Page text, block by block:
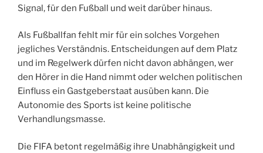
Signal, für den Fußball und weit darüber hinaus.
Als Fußballfan fehlt mir für ein solches Vorgehen
jegliches Verständnis. Entscheidungen auf dem Platz
und im Regelwerk dürfen nicht davon abhängen, wer
den Hörer in die Hand nimmt oder welchen politischen
Einfluss ein Gastgeberstaat ausüben kann. Die
Autonomie des Sports ist keine politische
Verhandlungsmasse.
Die FIFA betont regelmäßig ihre Unabhängigkeit und